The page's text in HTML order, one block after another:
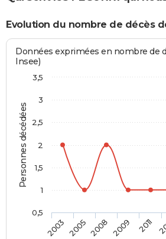
Evolution du nombre de décès de
Personnes décédées
Données exprimées en nombre de
Insee)
2003 2005 2008 2009 2011
0,5
1
1,5
2
2,5
3
3,5